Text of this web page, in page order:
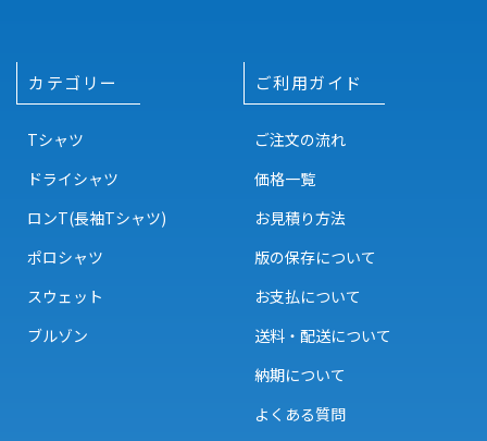
カテゴリー
Tシャツ
ドライシャツ
ロンT(長袖Tシャツ)
ポロシャツ
スウェット
ブルゾン
ご利用ガイド
ご注文の流れ
価格一覧
お見積り方法
版の保存について
お支払について
送料・配送について
納期について
よくある質問